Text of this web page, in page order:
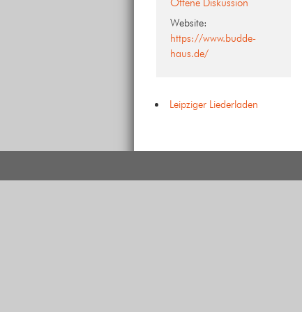
Offene Diskussion
Website:
https://www.budde-
haus.de/
Leipziger Liederladen